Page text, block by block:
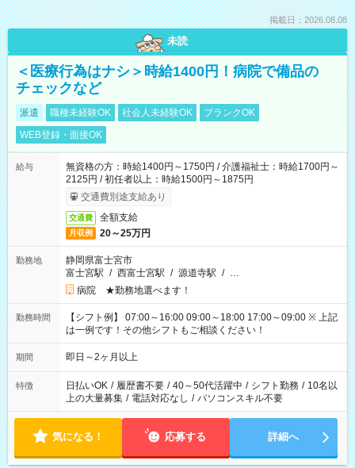
掲載日：2026.08.08
未読
＜医療行為はナシ＞時給1400円！病院で備品の
チェックなど
派遣 職種未経験OK 社会人未経験OK
ブランクOK
WEB登録・面接OK
給与
無資格の方：時給1400円～1750円 / 介護福祉士：時給1700円～
2125円 / 初任者以上：時給1500円～1875円
交通費別途支給あり
交通費 全額支給
月収例 20～25万円
勤務地
静岡県富士宮市
富士宮駅 / 西富士宮駅 / 源道寺駅 / …
病院 ★勤務地選べます！
勤務時間
【シフト例】 07:00～16:00 09:00～18:00 17:00～09:00 ※ 上記
は一例です！その他シフトもご相談ください！
期間 即日～2ヶ月以上
特徴 日払いOK / 履歴書不要 / 40～50代活躍中 / シフト勤務 / 10名以
上の大量募集 / 電話対応なし / パソコンスキル不要
気になる！ 応募する 詳細へ